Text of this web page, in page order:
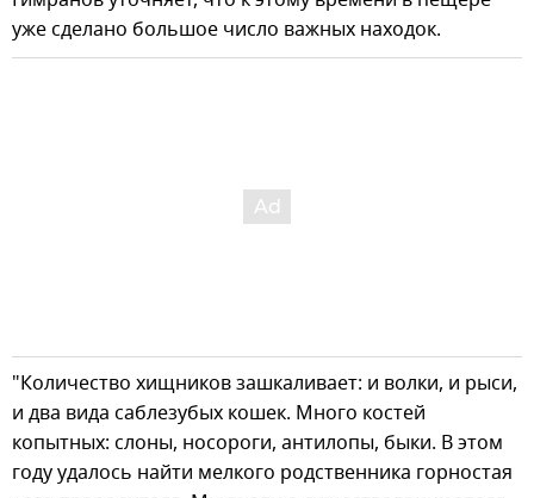
уже сделано большое число важных находок.
"Количество хищников зашкаливает: и волки, и рыси,
и два вида саблезубых кошек. Много костей
копытных: слоны, носороги, антилопы, быки. В этом
году удалось найти мелкого родственника горностая